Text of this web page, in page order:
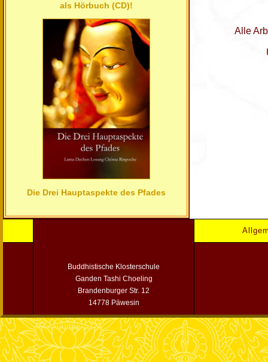
als Hörbuch (CD)!
Die Drei Hauptaspekte des Pfades
Alle
Buddhistische Klosterschule
Ganden Tashi Choeling
Brandenburger Str. 12
14778 Päwesin